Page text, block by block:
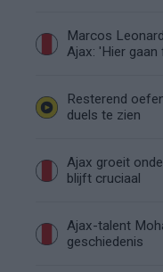
Marcos
Ajax: 'Hier gaan
Resterend
duels te zien
Ajax groeit
blijft cruciaal
Ajax-talent
geschiedenis